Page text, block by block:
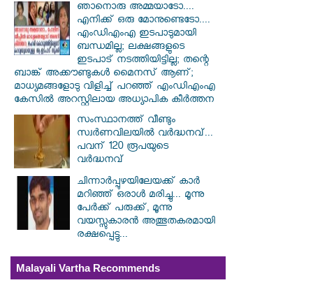
ഞാനൊരു അമ്മയാടോ....
എനിക്ക് ഒരു മോനുണ്ടെടോ....
എംഡിഎംഎ ഇടപാടുമായി
ബന്ധമില്ല; ലക്ഷങ്ങളുടെ
ഇടപാട് നടത്തിയിട്ടില്ല; തന്റെ
ബാങ്ക് അക്കൗണ്ടുകൾ മൈനസ് ആണ്;
മാധ്യമങ്ങളോടു വിളിച്ച് പറഞ്ഞ് എംഡിഎംഎ
കേസിൽ അറസ്റ്റിലായ അധ്യാപിക കീർത്തന
സംസ്ഥാനത്ത് വീണ്ടും
സ്വർണവിലയിൽ വർദ്ധനവ്...
പവന് 120 രൂപയുടെ
വർദ്ധനവ്
ചിന്നാർപ്പുഴയിലേയക്ക് കാർ
മറിഞ്ഞ് ഒരാൾ മരിച്ചു... മൂന്നു
പേർക്ക് പരുക്ക്, മൂന്നു
വയസ്സുകാരൻ അത്ഭുതകരമായി
രക്ഷപ്പെട്ടു...
Malayali Vartha Recommends